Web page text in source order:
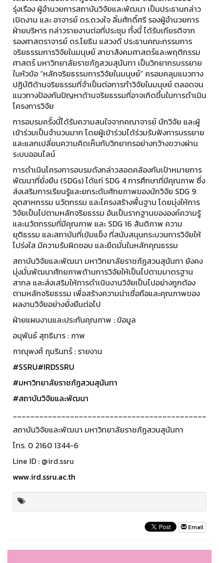
รุ่งเรือง ผู้อำนวยการสถาบันวิจัยและพัฒนา เป็นประธานกล่าว
เปิดงาน และ อาจารย์ ดร.ดวงใจ ลิ้มศักดิ์ศรี รองผู้อำนวยการ
ฝ่ายบริหาร กล่าวรายงานต่อที่ประชุม ทั้งนี้ ได้รับเกียรติจาก
รองศาสตราจารย์ ดร.โยธิน แสวงดี ประธานคณะกรรมการ
จริยธรรมการวิจัยในมนุษย์ สาขาสังคมศาสตร์และพฤติกรรม
ศาสตร์ มหาวิทยาลัยราชภัฏสวนสุนันทา เป็นวิทยากรบรรยาย
ในหัวข้อ “หลักจริยธรรมการวิจัยในมนุษย์” ครอบคลุมแนวทาง
ปฏิบัติด้านจริยธรรมที่จำเป็นต่อการทำวิจัยในมนุษย์ ตลอดจน
แนวทางป้องกันปัญหาด้านจริยธรรมที่อาจเกิดขึ้นในการดำเนิน
โครงการวิจัย
การอบรมครั้งนี้ได้รับความสนใจจากคณาจารย์ นักวิจัย และผู้
เข้าร่วมเป็นจำนวนมาก โดยผู้เข้าร่วมได้ร่วมรับฟังการบรรยาย
และแลกเปลี่ยนความคิดเห็นกับวิทยากรอย่างกว้างขวางผ่าน
ระบบออนไลน์
การดำเนินโครงการอบรมดังกล่าวสอดคล้องกับเป้าหมายการ
พัฒนาที่ยั่งยืน (SDGs) ได้แก่ SDG 4 การศึกษาที่มีคุณภาพ ซึ่ง
ส่งเสริมการเรียนรู้และยกระดับศักยภาพของนักวิจัย SDG 9
อุตสาหกรรม นวัตกรรม และโครงสร้างพื้นฐาน โดยมุ่งให้การ
วิจัยเป็นไปตามหลักจริยธรรม อันเป็นรากฐานขององค์ความรู้
และนวัตกรรมที่มีคุณภาพ และ SDG 16 สันติภาพ ความ
ยุติธรรม และสถาบันที่เข้มแข็ง ที่สนับสนุนกระบวนการวิจัยให้
โปร่งใส มีความรับผิดชอบ และยึดมั่นในหลักคุณธรรม
สถาบันวิจัยและพัฒนา มหาวิทยาลัยราชภัฏสวนสุนันทา ยังคง
มุ่งมั่นพัฒนาศักยภาพด้านการวิจัยให้เป็นไปตามมาตรฐาน
สากล และส่งเสริมให้การดำเนินงานวิจัยเป็นไปอย่างถูกต้อง
ตามหลักจริยธรรม เพื่อสร้างความน่าเชื่อถือและคุณภาพของ
ผลงานวิจัยอย่างยั่งยืนต่อไป
ฝ่ายแผนงานและประกันคุณภาพ : ข้อมูล
อนุพันธ์ สุทธิมาร : ภาพ
ภาณุพงศ์ ภุมรินทร์ : รายงาน
#SSRU#IRDSSRU
#มหาวิทยาลัยราชภัฏสวนสุนันทา
#สถาบันวิจัยและพัฒนา
____________________________________________
สถาบันวิจัยและพัฒนา มหาวิทยาลัยราชภัฏสวนสุนันทา
โทร. 0 2160 1344-6
Line ID : @ird.ssru
www.ird.ssru.ac.th
Email